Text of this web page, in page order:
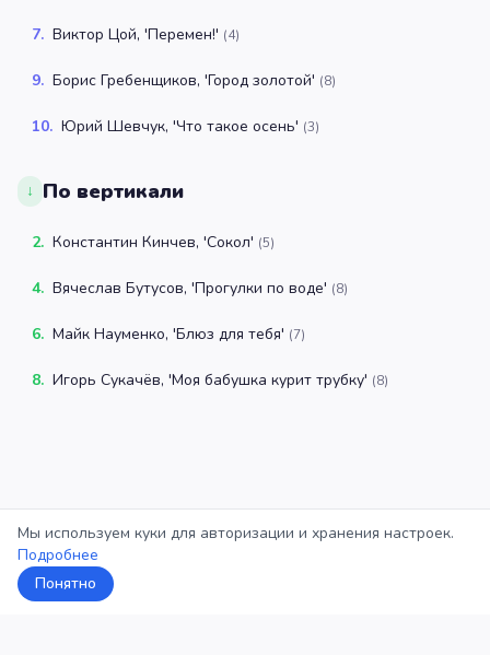
7. Виктор Цой, 'Перемен!' (4)
9. Борис Гребенщиков, 'Город золотой' (8)
10. Юрий Шевчук, 'Что такое осень' (3)
↓ По вертикали
2. Константин Кинчев, 'Сокол' (5)
4. Вячеслав Бутусов, 'Прогулки по воде' (8)
6. Майк Науменко, 'Блюз для тебя' (7)
8. Игорь Сукачёв, 'Моя бабушка курит трубку' (8)
Мы используем куки для авторизации и хранения настроек.
Подробнее
Понятно